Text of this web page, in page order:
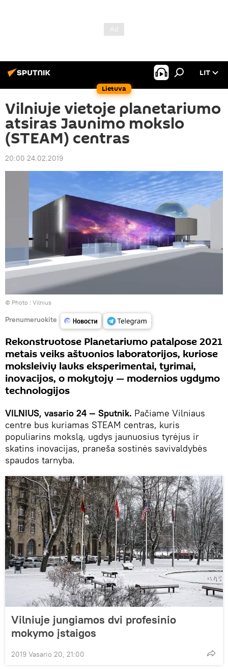
Lietuva
LIT
Vilniuje vietoje planetariumo
atsiras Jaunimo mokslo
(STEAM) centras
20:00 24.02.2019
© Photo : Vilnius
Prenumeruokite
Rekonstruotose Planetariumo patalpose 2021
metais veiks aštuonios laboratorijos, kuriose
moksleivių lauks eksperimentai, tyrimai,
inovacijos, o mokytojų — modernios ugdymo
technologijos
VILNIUS, vasario 24 — Sputnik. Pačiame Vilniaus
centre bus kuriamas STEAM centras, kuris
populiarins mokslą, ugdys jaunuosius tyrėjus ir
skatins inovacijas, praneša sostinės savivaldybės
spaudos tarnyba.
Vilniuje jungiamos dvi profesinio
mokymo įstaigos
2019 Vasario 20, 21:00